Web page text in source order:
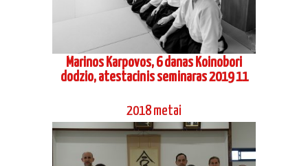
Marinos Karpovos, 6 danas Koinobori
dodzio, atestacinis seminaras 2019 11
2018 metai